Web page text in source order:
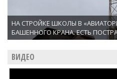
НА СТРОЙКЕ ШКОЛЫ В
БАШЕННОГО КРАНА. ЕСТЬ
ВИДЕО